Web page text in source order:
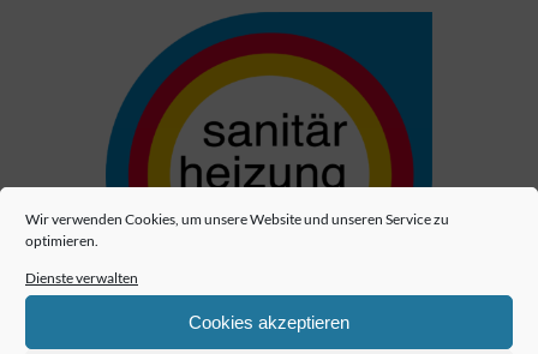
Wir verwenden Cookies, um unsere Website und unseren Service zu
optimieren.
Dienste verwalten
Cookies akzeptieren